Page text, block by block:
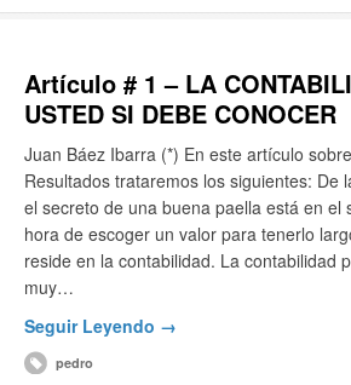
Artículo # 1 – LA
USTED SI DEBE CONOCER
Juan Báez Ibarra (*) En este artículo
Resultados trataremos los siguientes: De
el secreto de una buena paella está en el
hora de escoger un valor para tenerlo
reside en la contabilidad. La contabilidad
muy…
Seguir Leyendo →
pedro